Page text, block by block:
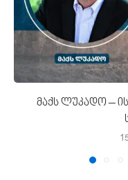
მაქს ლუკადო –